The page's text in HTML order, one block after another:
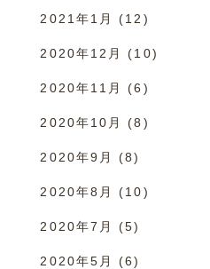
2021年1月 (12)
2020年12月 (10)
2020年11月 (6)
2020年10月 (8)
2020年9月 (8)
2020年8月 (10)
2020年7月 (5)
2020年5月 (6)